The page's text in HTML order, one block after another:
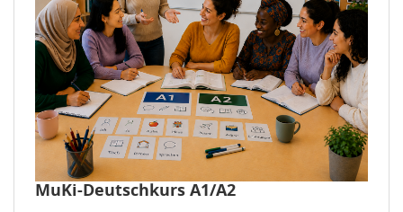
MuKi-Deutschkurs A1/A2